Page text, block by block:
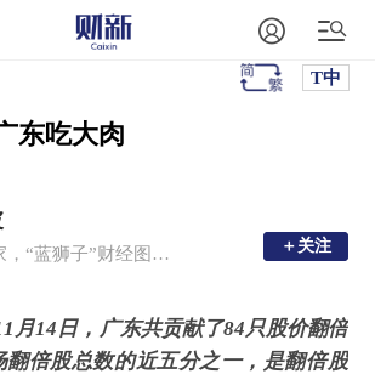
T中
东吃大肉
财经作家，“蓝狮子”财经图书出版人 ＋关注
＋关注
月14日，广东共贡献了84只股价翻倍
翻倍股总数的近五分之一，是翻倍股